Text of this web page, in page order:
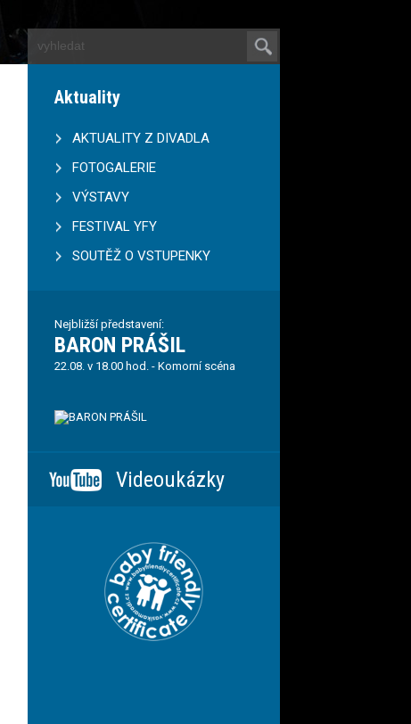
Aktuality
AKTUALITY Z DIVADLA
FOTOGALERIE
VÝSTAVY
FESTIVAL YFY
SOUTĚŽ O VSTUPENKY
Nejbližší představení:
BARON PRÁŠIL
22.08. v 18.00 hod. - Komorní scéna
Videoukázky